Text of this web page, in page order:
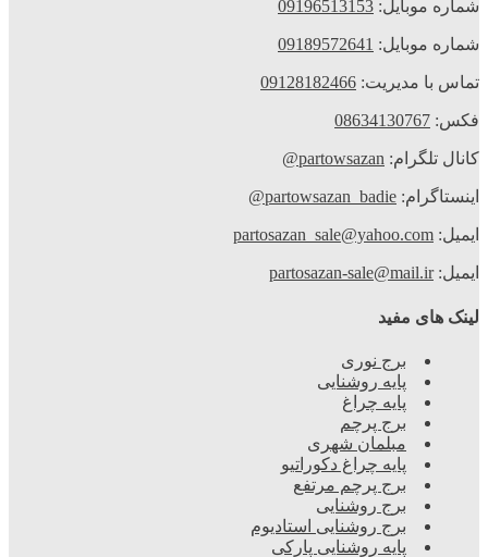
شماره موبایل: 09196513153
شماره موبایل: 09189572641
تماس با مدیریت: 09128182466
فکس: 08634130767
کانال تلگرام: partowsazan@
اینستاگرام: partowsazan_badie@
ایمیل: partosazan_sale@yahoo.com
ایمیل:partosazan-sale@mail.ir
لینک های مفید
برج نوری
پایه روشنایی
پایه چراغ
برج پرچم
مبلمان شهری
پایه چراغ دکوراتیو
برج پرچم مرتفع
برج روشنایی
برج روشنایی استادیوم
پایه روشنایی پارکی